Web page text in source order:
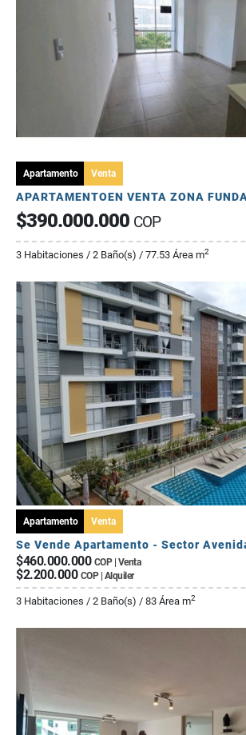
Apartamento Venta
APARTAMENTOEN VENTA ZONA
$390.000.000 COP
3 Habitaciones / 2 Baño(s) / 77.53 Área m2
Apartamento Venta
Se Vende Apartamento - Sector
$460.000.000 COP | Venta
$2.200.000 COP | Alquiler
3 Habitaciones / 2 Baño(s) / 83 Área m2